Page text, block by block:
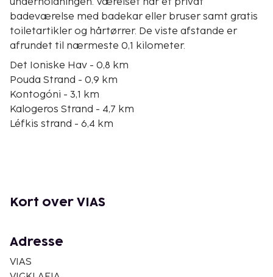
badeværelse med badekar eller bruser samt gratis
toiletartikler og hårtørrer. De viste afstande er
afrundet til nærmeste 0,1 kilometer.
Det Ioniske Hav - 0,8 km
Pouda Strand - 0,9 km
Kontogóni - 3,1 km
Kalogeros Strand - 4,7 km
Léfkis strand - 6,4 km
Archangelos Strand - 21,5 km
Ampelákia - 24 km
Kastania-hulen - 24,3 km
Charachia Strand - 24,8 km
Kort over VIAS
Adresse
VIAS